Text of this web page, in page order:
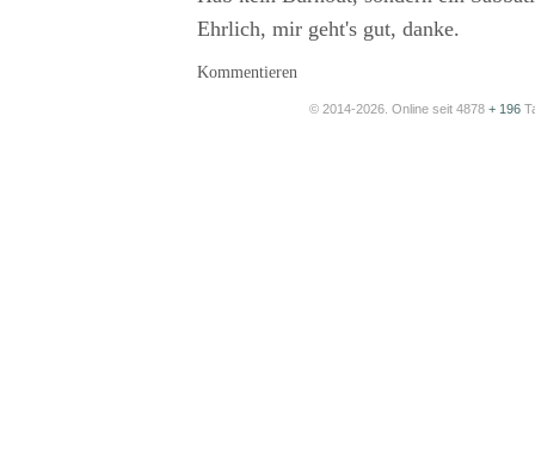
Ehrlich, mir geht's gut, danke.
Kommentieren
© 2014-2026. Online seit 4878 + 196